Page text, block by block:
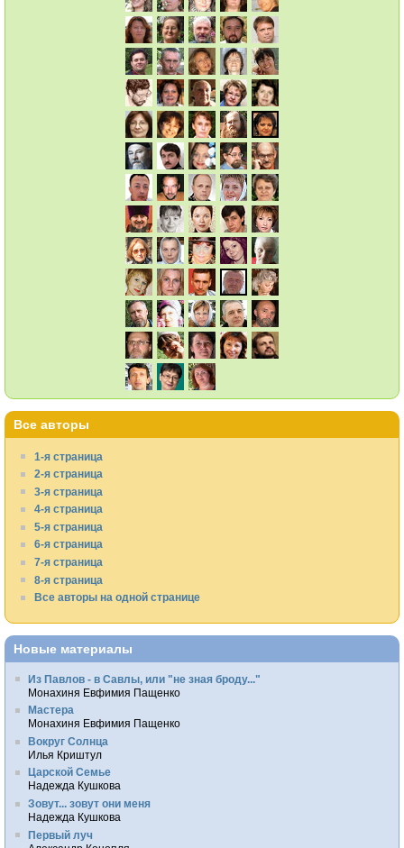
Все авторы
1-я страница
2-я страница
3-я страница
4-я страница
5-я страница
6-я страница
7-я страница
8-я страница
Все авторы на одной странице
Новые материалы
Из Павлов - в Савлы, или "не зная броду..."
Монахиня Евфимия Пащенко
Мастера
Монахиня Евфимия Пащенко
Вокруг Солнца
Илья Криштул
Царской Семье
Надежда Кушкова
Зовут... зовут они меня
Надежда Кушкова
Первый луч